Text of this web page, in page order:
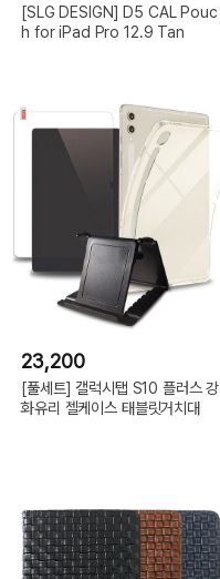
[SLG DESIGN] D5 CAL Pouc
h for iPad Pro 12.9 Tan
23,200
[풀세트] 갤럭시탭 S10 플러스 강
화유리 젤케이스 태블릿거치대